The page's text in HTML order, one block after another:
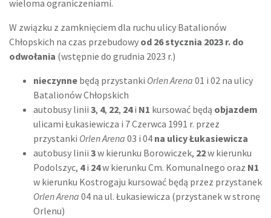
wieloma ograniczeniami.
W związku z zamknięciem dla ruchu ulicy Batalionów
Chłopskich na czas przebudowy od 26 stycznia 2023 r. do
odwołania (wstępnie do grudnia 2023 r.)
nieczynne będą przystanki Orlen Arena 01 i 02 na ulicy
Batalionów Chłopskich
autobusy linii 3, 4, 22, 24i N1 kursować będą objazdem
ulicami Łukasiewicza i 7 Czerwca 1991 r. przez
przystanki Orlen Arena 03 i 04 na ulicy Łukasiewicza
autobusy linii 3w kierunku Borowiczek, 22w kierunku
Podolszyc, 4i 24w kierunku Cm. Komunalnego oraz N1
w kierunku Kostrogaju kursować będą przez przystanek
Orlen Arena 04 na ul. Łukasiewicza (przystanek w stronę
Orlenu)